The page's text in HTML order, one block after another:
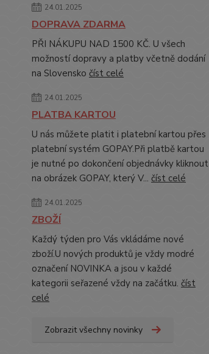
24.01.2025
DOPRAVA ZDARMA
PŘI NÁKUPU NAD 1500 KČ. U všech
možností dopravy a platby včetně dodání
na Slovensko číst celé
24.01.2025
PLATBA KARTOU
U nás můžete platit i platební kartou přes
platební systém GOPAY.Při platbě kartou
je nutné po dokončení objednávky kliknout
na obrázek GOPAY, který V... číst celé
24.01.2025
ZBOŽÍ
Každý týden pro Vás vkládáme nové
zboží.U nových produktů je vždy modré
označení NOVINKA a jsou v každé
kategorii seřazené vždy na začátku. číst
celé
Zobrazit všechny novinky